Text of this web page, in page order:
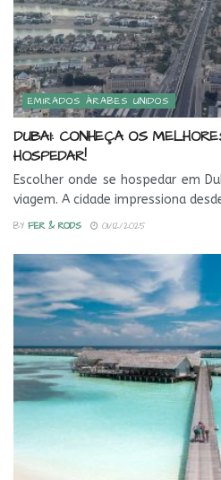
EMIRADOS ÁRABES UNIDOS
DUBAI: CONHEÇA OS
HOSPEDAR!
Escolher onde se hospedar em
viagem. A cidade impressiona
BY FER & RODS 01/12/2025